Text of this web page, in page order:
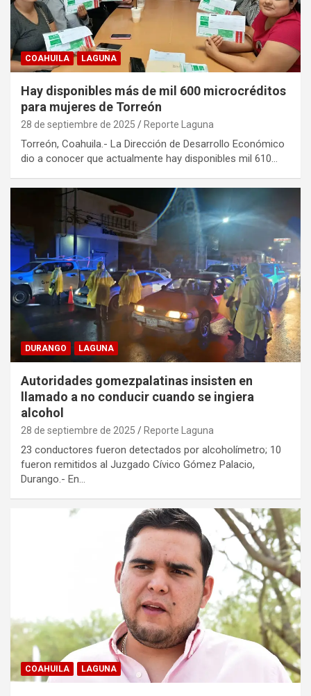
COAHUILA LAGUNA
Hay disponibles más de mil 600 microcréditos
para mujeres de Torreón
28 de septiembre de 2025 Reporte Laguna
Torreón, Coahuila.- La Dirección de Desarrollo Económico
dio a conocer que actualmente hay disponibles mil 610…
DURANGO LAGUNA
Autoridades gomezpalatinas insisten en
llamado a no conducir cuando se ingiera
alcohol
28 de septiembre de 2025 Reporte Laguna
23 conductores fueron detectados por alcoholímetro; 10
fueron remitidos al Juzgado Cívico Gómez Palacio,
Durango.- En…
COAHUILA LAGUNA